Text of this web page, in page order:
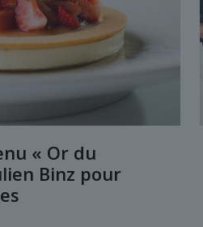
« Or du
Binz pour